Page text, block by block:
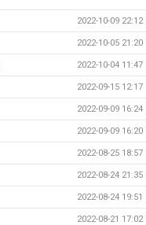
2022-10-09 22:12
2022-10-05 21:20
2022-10-04 11:47
2022-09-15 12:17
2022-09-09 16:24
2022-09-09 16:20
2022-08-25 18:57
2022-08-24 21:35
2022-08-24 19:51
2022-08-21 17:02